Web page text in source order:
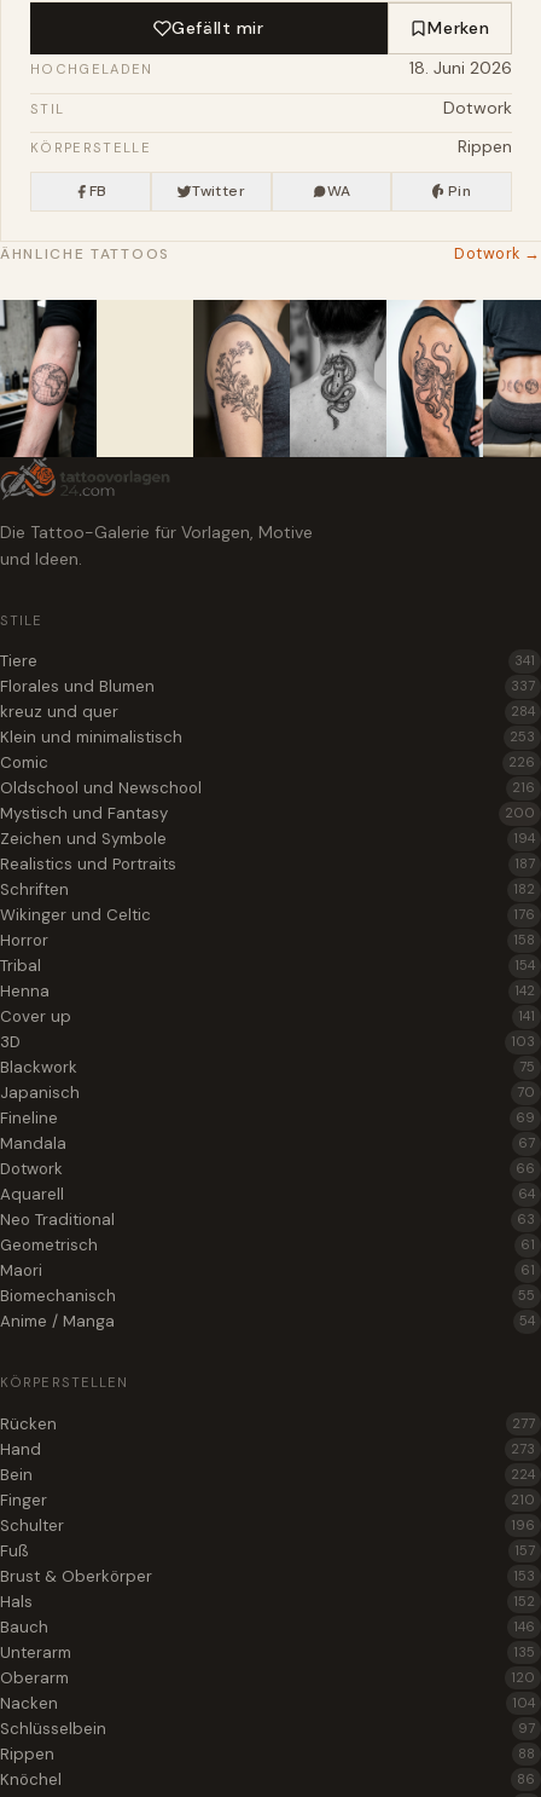
Gefällt mir Merken
HOCHGELADEN 18. Juni 2026
STIL Dotwork
KÖRPERSTELLE Rippen
FB Twitter WA Pin
ÄHNLICHE TATTOOS Dotwork →
Die Tattoo-Galerie für Vorlagen, Motive
und Ideen.
STILE
Tiere 341
Florales und Blumen 337
kreuz und quer 284
Klein und minimalistisch 253
Comic 226
Oldschool und Newschool 216
Mystisch und Fantasy 200
Zeichen und Symbole 194
Realistics und Portraits 187
Schriften 182
Wikinger und Celtic 176
Horror 158
Tribal 154
Henna 142
Cover up 141
3D 103
Blackwork 75
Japanisch 70
Fineline 69
Mandala 67
Dotwork 66
Aquarell 64
Neo Traditional 63
Geometrisch 61
Maori 61
Biomechanisch 55
Anime / Manga 54
KÖRPERSTELLEN
Rücken 277
Hand 273
Bein 224
Finger 210
Schulter 196
Fuß 157
Brust & Oberkörper 153
Hals 152
Bauch 146
Unterarm 135
Oberarm 120
Nacken 104
Schlüsselbein 97
Rippen 88
Knöchel 86